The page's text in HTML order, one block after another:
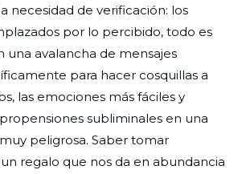
necesidad de verificación: los
por lo percibido, todo es
avalancha de mensajes
para hacer cosquillas a
las emociones más fáciles y
subliminales en una
peligrosa. Saber tomar
regalo que nos da en abundancia